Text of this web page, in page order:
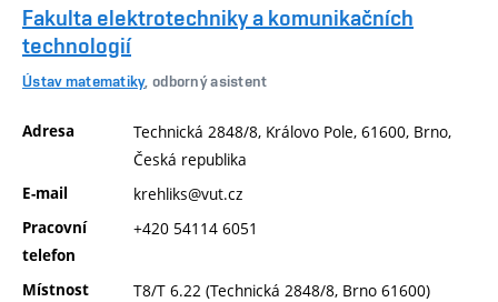
Fakulta elektrotechniky a komunikačních
technologií
Ústav matematiky, odborný asistent
Adresa
Technická 2848/8, Královo Pole, 61600, Brno,
Česká republika
E-mail krehliks@vut.cz
Pracovní
telefon
+420 54114 6051
Místnost T8/T 6.22 (Technická 2848/8, Brno 61600)